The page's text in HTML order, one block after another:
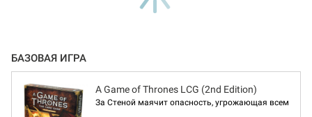
БАЗОВАЯ ИГРА
A Game of Thrones LCG (2nd Edition)
За Стеной маячит опасность, угрожающая всем